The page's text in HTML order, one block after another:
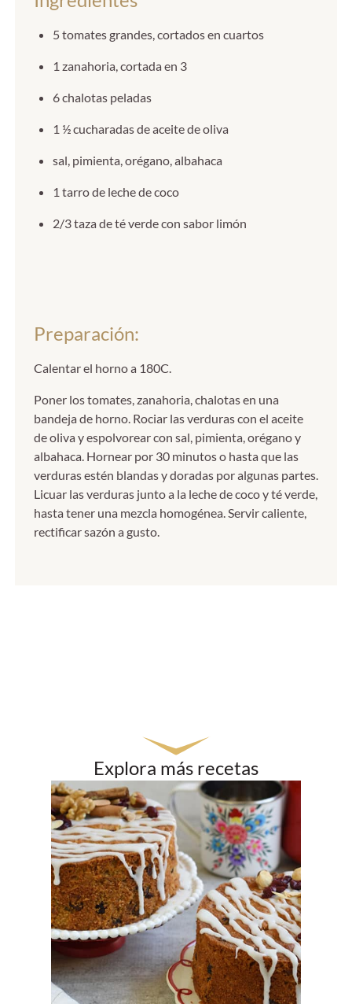
5 tomates grandes, cortados en cuartos
1 zanahoria, cortada en 3
6 chalotas peladas
1 ½ cucharadas de aceite de oliva
sal, pimienta, orégano, albahaca
1 tarro de leche de coco
2/3 taza de té verde con sabor limón
Preparación:
Calentar el horno a 180C.
Poner los tomates, zanahoria, chalotas en una
bandeja de horno. Rociar las verduras con el aceite
de oliva y espolvorear con sal, pimienta, orégano y
albahaca. Hornear por 30 minutos o hasta que las
verduras estén blandas y doradas por algunas partes.
Licuar las verduras junto a la leche de coco y té verde,
hasta tener una mezcla homogénea. Servir caliente,
rectificar sazón a gusto.
Explora más recetas